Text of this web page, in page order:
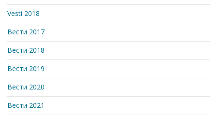
Vesti 2018
Вести 2017
Вести 2018
Вести 2019
Вести 2020
Вести 2021